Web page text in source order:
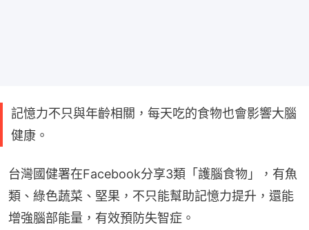
記憶力不只與年齡相關，每天吃的食物也會影響大腦
健康。
台灣國健署在Facebook分享3類「護腦食物」，有魚
類、綠色蔬菜、堅果，不只能幫助記憶力提升，還能
增強腦部能量，有效預防失智症。